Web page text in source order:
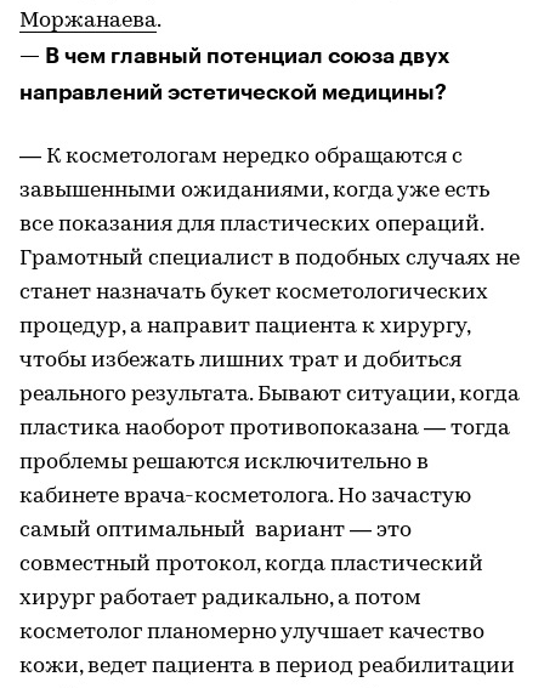
Моржанаева.
— В чем главный потенциал союза двух
направлений эстетической медицины?
— К косметологам нередко обращаются с
завышенными ожиданиями, когда уже есть
все показания для пластических операций.
Грамотный специалист в подобных случаях не
станет назначать букет косметологических
процедур, а направит пациента к хирургу,
чтобы избежать лишних трат и добиться
реального результата. Бывают ситуации, когда
пластика наоборот противопоказана — тогда
проблемы решаются исключительно в
кабинете врача-косметолога. Но зачастую
самый оптимальный вариант — это
совместный протокол, когда пластический
хирург работает радикально, а потом
косметолог планомерно улучшает качество
кожи, ведет пациента в период реабилитации